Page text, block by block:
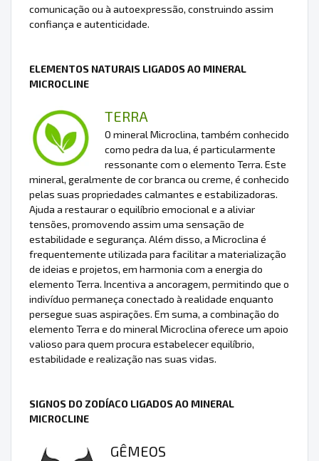
comunicação ou à autoexpressão, construindo assim
confiança e autenticidade.
ELEMENTOS NATURAIS LIGADOS AO MINERAL
MICROCLINE
TERRA
O mineral Microclina, também conhecido
como pedra da lua, é particularmente
ressonante com o elemento Terra. Este
mineral, geralmente de cor branca ou creme, é conhecido
pelas suas propriedades calmantes e estabilizadoras.
Ajuda a restaurar o equilíbrio emocional e a aliviar
tensões, promovendo assim uma sensação de
estabilidade e segurança. Além disso, a Microclina é
frequentemente utilizada para facilitar a materialização
de ideias e projetos, em harmonia com a energia do
elemento Terra. Incentiva a ancoragem, permitindo que o
indivíduo permaneça conectado à realidade enquanto
persegue suas aspirações. Em suma, a combinação do
elemento Terra e do mineral Microclina oferece um apoio
valioso para quem procura estabelecer equilíbrio,
estabilidade e realização nas suas vidas.
SIGNOS DO ZODÍACO LIGADOS AO MINERAL
MICROCLINE
GÊMEOS